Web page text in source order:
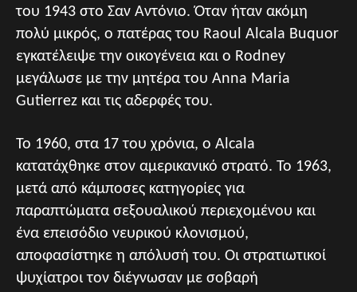
του 1943 στο Σαν Αντόνιο. Όταν ήταν ακόμη
πολύ μικρός, ο πατέρας του Raoul Alcala Buquor
εγκατέλειψε την οικογένεια και ο Rodney
μεγάλωσε με την μητέρα του Anna Maria
Gutierrez και τις αδερφές του.
Το 1960, στα 17 του χρόνια, ο Alcala
κατατάχθηκε στον αμερικανικό στρατό. Το 1963,
μετά από κάμποσες κατηγορίες για
παραπτώματα σεξουαλικού περιεχομένου και
ένα επεισόδιο νευρικού κλονισμού,
αποφασίστηκε η απόλυσή του. Οι στρατιωτικοί
ψυχίατροι τον διέγνωσαν με σοβαρή